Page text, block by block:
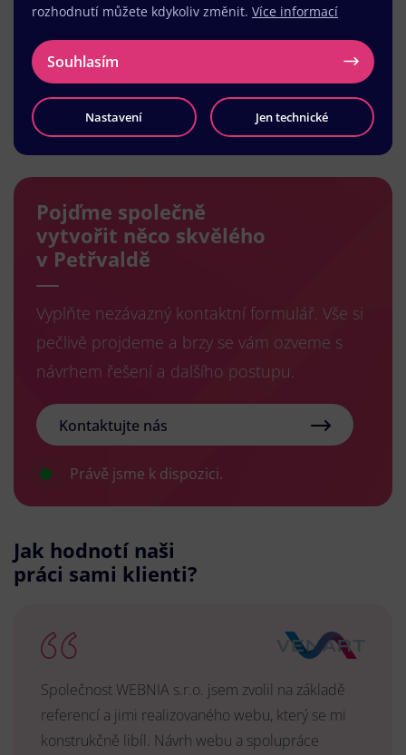
Načíst další
Pojďme společně
vytvořit něco skvělého
v Petřvaldě
Vyplňte nezávazný kontaktní formulář. Vše si
pečlivě projdeme a brzy se vám ozveme s
návrhem řešení a dalšího postupu.
Kontaktujte nás
Právě jsme k dispozici.
Jak hodnotí naši
práci sami klienti?
Společnost WEBNIA s.r.o. jsem zvolil na základě
referencí a jimi realizovaného webu, který se mi
konstrukčně libíl. Návrh webu a spolupráce
rozhodnutí můžete kdykoliv změnit. Více informací
Souhlasím
Nastavení Jen technické